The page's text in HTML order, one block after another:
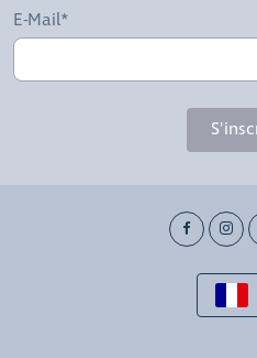
E-Mail*